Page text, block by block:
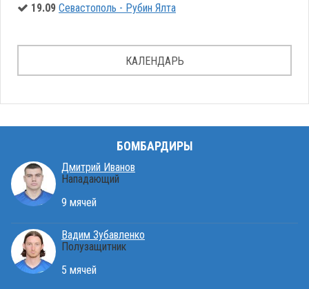
19.09 Севастополь - Рубин Ялта
КАЛЕНДАРЬ
БОМБАРДИРЫ
Дмитрий Иванов
Нападающий
9 мячей
Вадим Зубавленко
Полузащитник
5 мячей